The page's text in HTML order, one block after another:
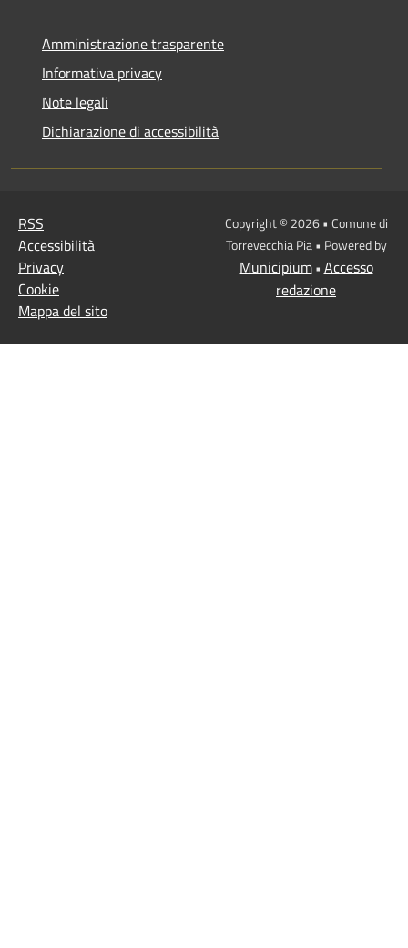
Amministrazione trasparente
Informativa privacy
Note legali
Dichiarazione di accessibilità
RSS
Accessibilità
Privacy
Cookie
Mappa del sito
Copyright © 2026 • Comune di
Torrevecchia Pia • Powered by
Municipium• Accesso
redazione